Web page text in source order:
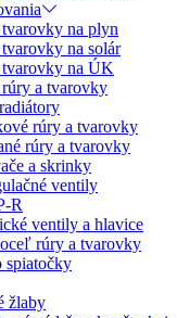
na plyn
na solár
na ÚK
a tvarovky
rúry a tvarovky
rúry a tvarovky
a skrinky
ventily
R
ventily a hlavice
rúry a tvarovky
spiatočky
žlaby